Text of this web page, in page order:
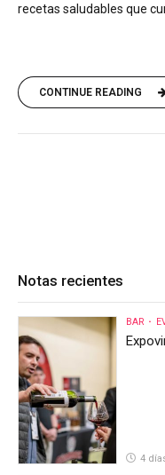
recetas saludables que
CONTINUE READING
Notas recientes
BAR
4